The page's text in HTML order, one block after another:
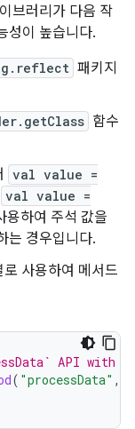
브러리가 다음 작
성이 높습니다.
패키지
함수
val value =
val value =
용하여 주석 값을
는 경우입니다.
사용하여 메서드
API with
( "processData" ,